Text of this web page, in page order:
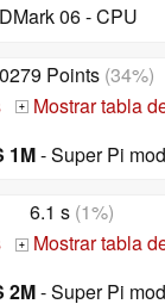
06 - CPU
Points (34%)
+
Mostrar tabla
1M- Super Pi
6.1 s(1%)
+
Mostrar tabla
2M- Super Pi